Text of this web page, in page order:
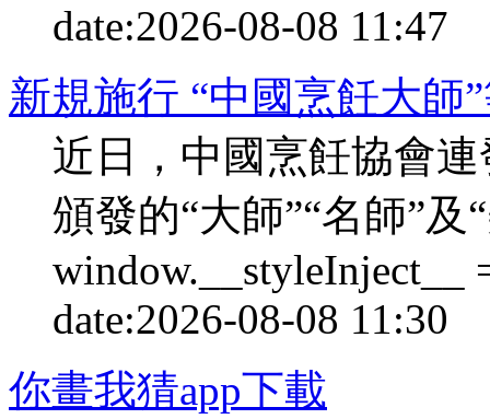
date:2026-08-08 11:47
新規施行 “中國烹飪大師
近日，中國烹飪協會
頒發的“大師”“名師”
window.__styleInject__
date:2026-08-08 11:30
你畫我猜app下載